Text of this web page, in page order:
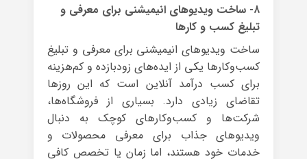
۸- ساخت ویدیوهای انیمیشنی برای معرفی و
تبلیغ کسب و کارها
ساخت ویدیوهای انیمیشنی برای معرفی و تبلیغ
کسب‌وکارها یکی از ایده‌های زودبازده و کم‌هزینه
برای کسب درآمد آنلاین است که این روزها
تقاضای زیادی دارد. بسیاری از فروشگاه‌ها،
شرکت‌ها و کسب‌وکارهای کوچک به دنبال
ویدیوهای جذاب برای معرفی محصولات و
خدمات خود هستند، اما زمان یا تخصص کافی